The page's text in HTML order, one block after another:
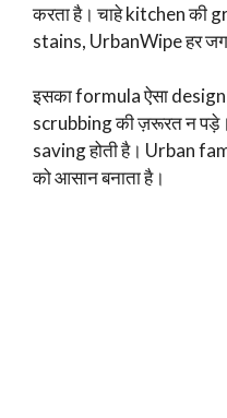
करता है। चाहे kitchen की
stains, UrbanWipe हर
इसका formula ऐसा design
scrubbing की ज़रूरत न
saving होती है। Urban
को आसान बनाता है।